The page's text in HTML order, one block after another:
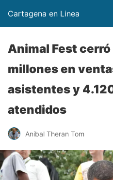
Cartagena en Linea
Animal Fest
millones en
asistentes y
atendidos
Anibal Theran Tom